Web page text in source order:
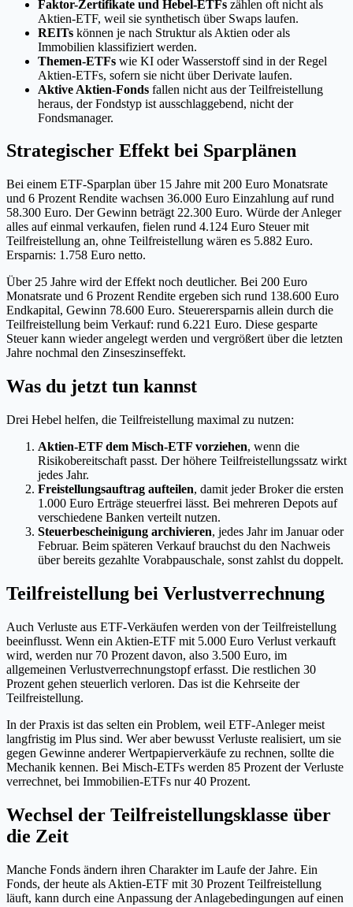
Faktor-Zertifikate und Hebel-ETFs zählen oft nicht als
Aktien-ETF, weil sie synthetisch über Swaps laufen.
REITs können je nach Struktur als Aktien oder als
Immobilien klassifiziert werden.
Themen-ETFs wie KI oder Wasserstoff sind in der Regel
Aktien-ETFs, sofern sie nicht über Derivate laufen.
Aktive Aktien-Fonds fallen nicht aus der Teilfreistellung
heraus, der Fondstyp ist ausschlaggebend, nicht der
Fondsmanager.
Strategischer Effekt bei Sparplänen
Bei einem ETF-Sparplan über 15 Jahre mit 200 Euro Monatsrate
und 6 Prozent Rendite wachsen 36.000 Euro Einzahlung auf rund
58.300 Euro. Der Gewinn beträgt 22.300 Euro. Würde der Anleger
alles auf einmal verkaufen, fielen rund 4.124 Euro Steuer mit
Teilfreistellung an, ohne Teilfreistellung wären es 5.882 Euro.
Ersparnis: 1.758 Euro netto.
Über 25 Jahre wird der Effekt noch deutlicher. Bei 200 Euro
Monatsrate und 6 Prozent Rendite ergeben sich rund 138.600 Euro
Endkapital, Gewinn 78.600 Euro. Steuerersparnis allein durch die
Teilfreistellung beim Verkauf: rund 6.221 Euro. Diese gesparte
Steuer kann wieder angelegt werden und vergrößert über die letzten
Jahre nochmal den Zinseszinseffekt.
Was du jetzt tun kannst
Drei Hebel helfen, die Teilfreistellung maximal zu nutzen:
Aktien-ETF dem Misch-ETF vorziehen, wenn die
Risikobereitschaft passt. Der höhere Teilfreistellungssatz wirkt
jedes Jahr.
Freistellungsauftrag aufteilen, damit jeder Broker die ersten
1.000 Euro Erträge steuerfrei lässt. Bei mehreren Depots auf
verschiedene Banken verteilt nutzen.
Steuerbescheinigung archivieren, jedes Jahr im Januar oder
Februar. Beim späteren Verkauf brauchst du den Nachweis
über bereits gezahlte Vorabpauschale, sonst zahlst du doppelt.
Teilfreistellung bei Verlustverrechnung
Auch Verluste aus ETF-Verkäufen werden von der Teilfreistellung
beeinflusst. Wenn ein Aktien-ETF mit 5.000 Euro Verlust verkauft
wird, werden nur 70 Prozent davon, also 3.500 Euro, im
allgemeinen Verlustverrechnungstopf erfasst. Die restlichen 30
Prozent gehen steuerlich verloren. Das ist die Kehrseite der
Teilfreistellung.
In der Praxis ist das selten ein Problem, weil ETF-Anleger meist
langfristig im Plus sind. Wer aber bewusst Verluste realisiert, um sie
gegen Gewinne anderer Wertpapierverkäufe zu rechnen, sollte die
Mechanik kennen. Bei Misch-ETFs werden 85 Prozent der Verluste
verrechnet, bei Immobilien-ETFs nur 40 Prozent.
Wechsel der Teilfreistellungsklasse über
die Zeit
Manche Fonds ändern ihren Charakter im Laufe der Jahre. Ein
Fonds, der heute als Aktien-ETF mit 30 Prozent Teilfreistellung
läuft, kann durch eine Anpassung der Anlagebedingungen auf einen